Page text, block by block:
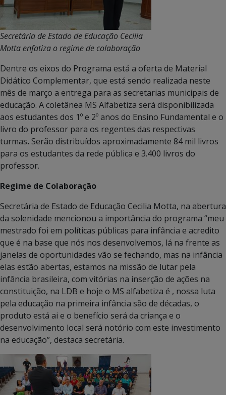
Secretária de Estado de Educação Cecilia
Motta enfatiza o regime de colaboração
Dentre os eixos do Programa está a oferta de Material
Didático Complementar, que está sendo realizada neste
mês de março a entrega para as secretarias municipais de
educação. A coletânea MS Alfabetiza será disponibilizada
aos estudantes dos 1º e 2º anos do Ensino Fundamental e o
livro do professor para os regentes das respectivas
turmas. Serão distribuídos aproximadamente 84 mil livros
para os estudantes da rede pública e 3.400 livros do
professor.
Regime de Colaboração
Secretária de Estado de Educação Cecilia Motta, na abertura
da solenidade mencionou a importância do programa “meu
mestrado foi em políticas públicas para infância e acredito
que é na base que nós nos desenvolvemos, lá na frente as
janelas de oportunidades vão se fechando, mas na infância
elas estão abertas, estamos na missão de lutar pela
infância brasileira, com vitórias na inserção de ações na
constituição, na LDB e hoje o MS alfabetiza é , nossa luta
pela educação na primeira infância são de décadas, o
produto está ai e o benefício será da criança e o
desenvolvimento local será notório com este investimento
na educação”, destaca secretária.